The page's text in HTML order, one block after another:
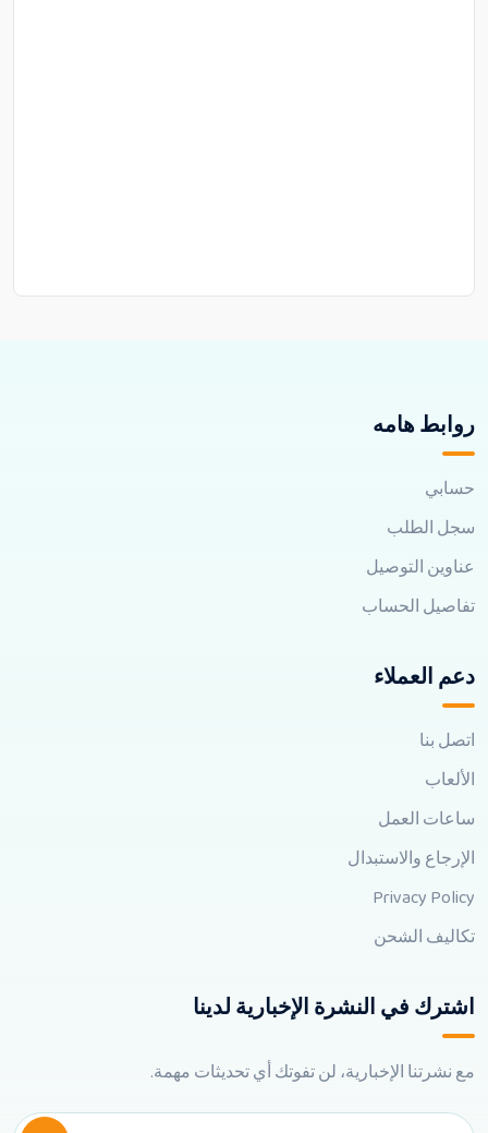
روابط هامه
حسابي
سجل الطلب
عناوين التوصيل
تفاصيل الحساب
دعم العملاء
اتصل بنا
الألعاب
ساعات العمل
الإرجاع والاستبدال
Privacy Policy
تكاليف الشحن
اشترك في النشرة الإخبارية لدينا
مع نشرتنا الإخبارية، لن تفوتك أي تحديثات مهمة.